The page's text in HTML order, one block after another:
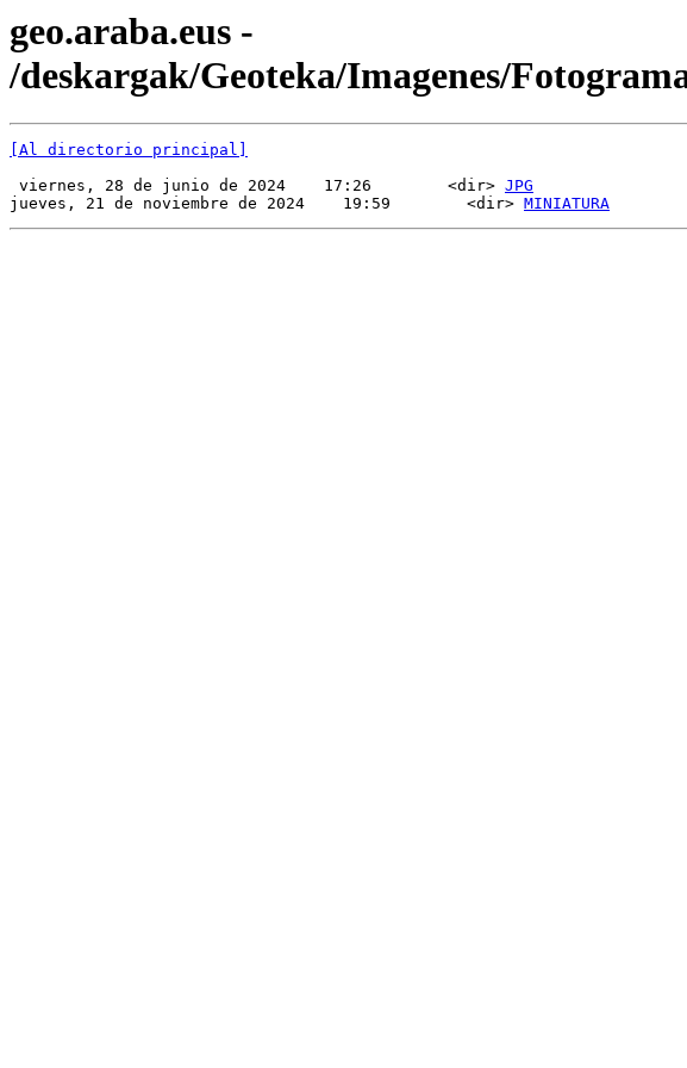
geo.araba.eus -
/deskargak/Geoteka/Imagenes/
[Al directorio principal]
viernes, 28 de junio de 2024    17:26        <dir> JPG
jueves, 21 de noviembre de 2024    19:59        <dir> MINIATURA